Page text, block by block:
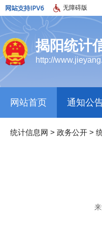
无障碍版
揭阳统计
http://
网站首页 通知公
统计信息网 > 政务公开 >